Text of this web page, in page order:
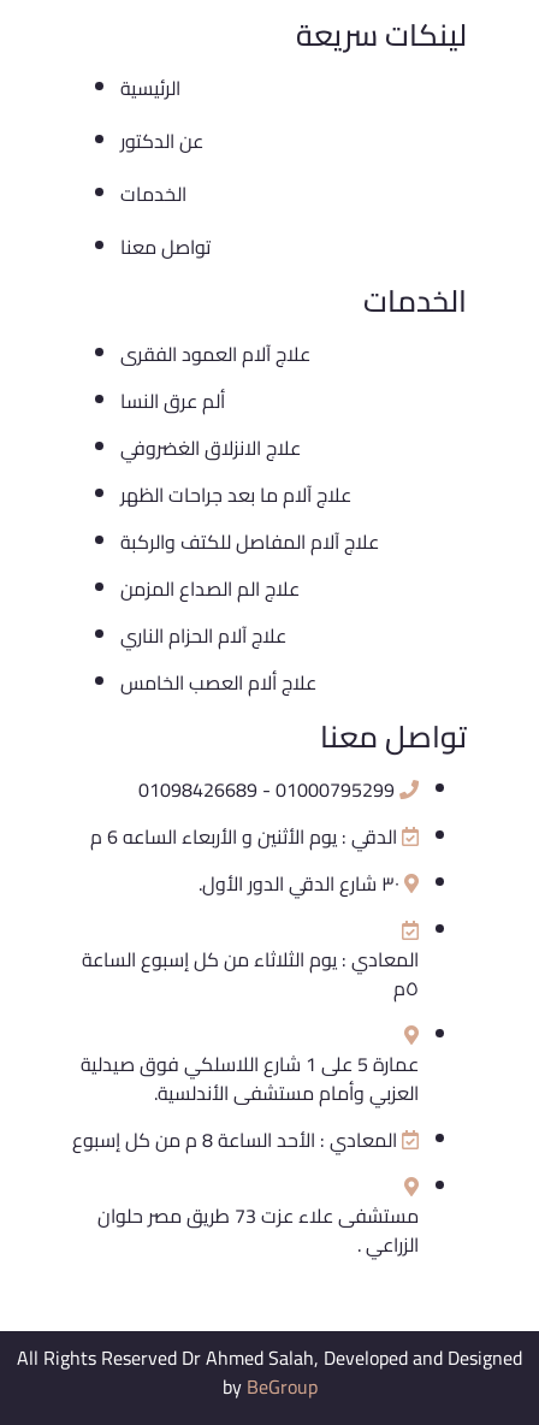
لينكات سريعة
الرئيسية
عن الدكتور
الخدمات
تواصل معنا
الخدمات
علاج آلام العمود الفقرى
ألم عرق النسا
علاج الانزلاق الغضروفي
علاج آلام ما بعد جراحات الظهر
علاج آلام المفاصل للكتف والركبة
علاج الم الصداع المزمن
علاج آلام الحزام الناري
علاج ألام العصب الخامس
تواصل معنا
01000795299 - 01098426689
الدقي : يوم الأثنين و الأربعاء الساعه 6 م
٣٠ شارع الدقي الدور الأول.
المعادي : يوم الثلاثاء من كل إسبوع الساعة
٥م
عمارة 5 على 1 شارع اللاسلكي فوق صيدلية
العزبي وأمام مستشفى الأندلسية.
المعادي : الأحد الساعة 8 م من كل إسبوع
مستشفى علاء عزت 73 طريق مصر حلوان
الزراعي .
All Rights Reserved Dr Ahmed Salah, Developed and Designed
byBeGroup